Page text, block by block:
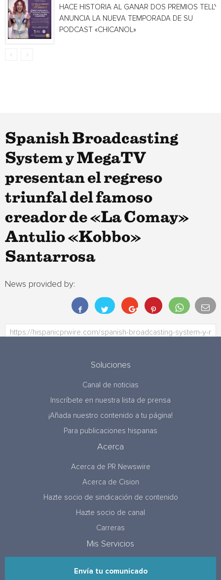
HACE HISTORIA AL GANAR DOS PREMIOS TELLY
ANUNCIA LA NUEVA TEMPORADA DE SU
PODCAST «CHICANOL»
Spanish Broadcasting
System y MegaTV
presentan el regreso
triunfal del famoso
creador de «La Comay»
Antulio «Kobbo»
Santarrosa
News provided by:
Soluciones
Canal de noticias
Inscríbete en nuestra lista de prensa
¡Añada nuestro contenido a tu página!
Para publicaciones hispanas
Acerca
Acerca de PR Newswire
Acerca de Cision
Hazte socio de sindicación de contenido
Hazte socio de canal
Carreras
Mis Servicios
Envía tu comunicado